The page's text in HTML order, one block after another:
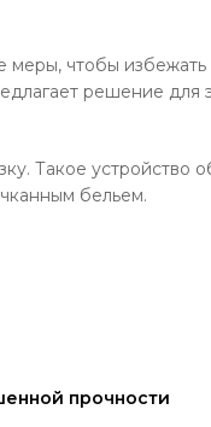
чтобы
решение для
Такое устройство
бельем.
прочности